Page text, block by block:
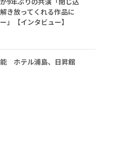
き放ってくれる作品に
【インタビュー】
ホテル浦島、日昇館